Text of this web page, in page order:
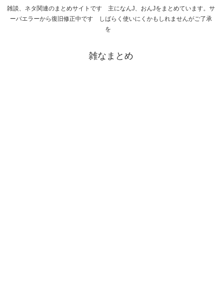
雑談、ネタ関連のまとめサイトです 主になんJ、おんJをまとめています。サ
ーバエラーから復旧修正中です しばらく使いにくかもしれませんがご了承
を
雑なまとめ